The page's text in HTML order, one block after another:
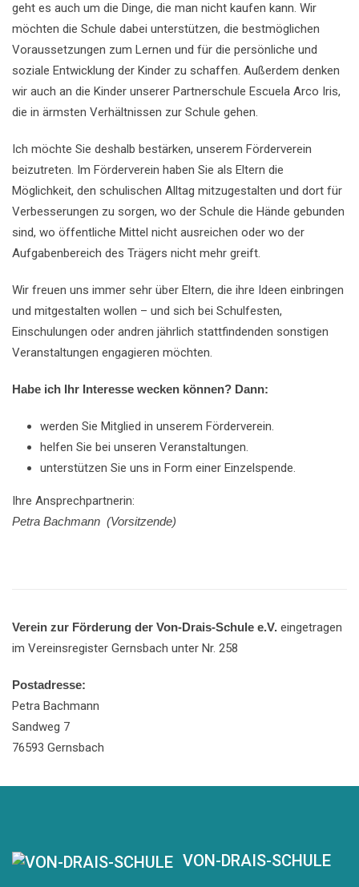
geht es auch um die Dinge, die man nicht kaufen kann. Wir
möchten die Schule dabei unterstützen, die bestmöglichen
Voraussetzungen zum Lernen und für die persönliche und
soziale Entwicklung der Kinder zu schaffen. Außerdem denken
wir auch an die Kinder unserer Partnerschule Escuela Arco Iris,
die in ärmsten Verhältnissen zur Schule gehen.
Ich möchte Sie deshalb bestärken, unserem Förderverein
beizutreten. Im Förderverein haben Sie als Eltern die
Möglichkeit, den schulischen Alltag mitzugestalten und dort für
Verbesserungen zu sorgen, wo der Schule die Hände gebunden
sind, wo öffentliche Mittel nicht ausreichen oder wo der
Aufgabenbereich des Trägers nicht mehr greift.
Wir freuen uns immer sehr über Eltern, die ihre Ideen einbringen
und mitgestalten wollen – und sich bei Schulfesten,
Einschulungen oder andren jährlich stattfindenden sonstigen
Veranstaltungen engagieren möchten.
Habe ich Ihr Interesse wecken können? Dann:
werden Sie Mitglied in unserem Förderverein.
helfen Sie bei unseren Veranstaltungen.
unterstützen Sie uns in Form einer Einzelspende.
Ihre Ansprechpartnerin:
Petra Bachmann (Vorsitzende)
Verein zur Förderung der Von-Drais-Schule e.V. eingetragen
im Vereinsregister Gernsbach unter Nr. 258
Postadresse:
Petra Bachmann
Sandweg 7
76593 Gernsbach
VON-DRAIS-SCHULE